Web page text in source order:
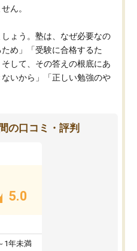
ん。
ょう。塾は、なぜ必要なの
め」「受験に合格するた
して、その答えの根底にあ
いから」「正しい勉強のや
の口コミ・評判
5.0
1年未満